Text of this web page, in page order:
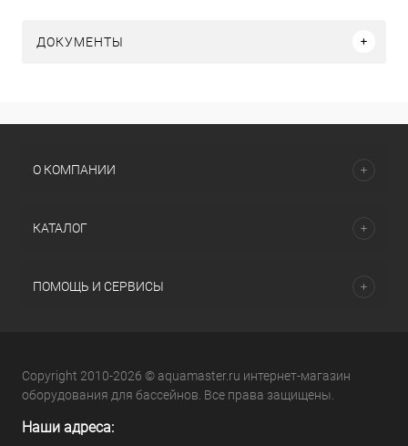
ДОКУМЕНТЫ
О КОМПАНИИ
КАТАЛОГ
ПОМОЩЬ И СЕРВИСЫ
Copyright 2010-2026 © aquamaster.ru интернет-магазин
оборудования для бассейнов. Все права защищены.
Наши адреса: